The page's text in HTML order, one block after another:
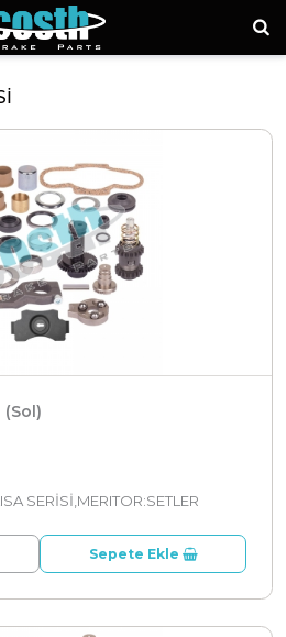
Costh Fren
(Sol)
SERİSİ,MERITOR:SETLER
Sepete Ekle